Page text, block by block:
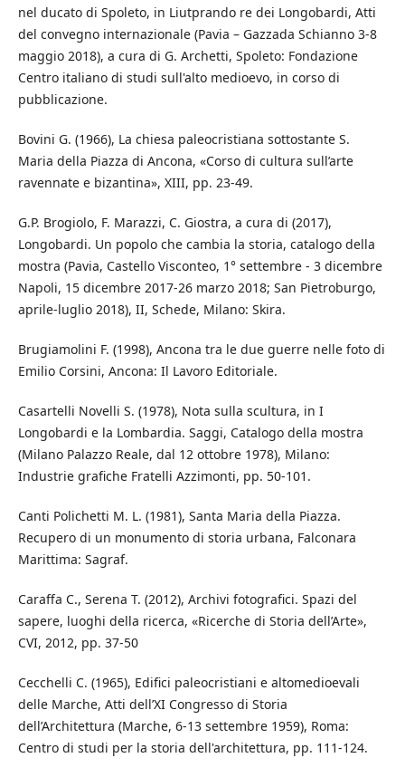
nel ducato di Spoleto, in Liutprando re dei Longobardi, Atti
del convegno internazionale (Pavia – Gazzada Schianno 3-8
maggio 2018), a cura di G. Archetti, Spoleto: Fondazione
Centro italiano di studi sull'alto medioevo, in corso di
pubblicazione.
Bovini G. (1966), La chiesa paleocristiana sottostante S.
Maria della Piazza di Ancona, «Corso di cultura sull’arte
ravennate e bizantina», XIII, pp. 23-49.
G.P. Brogiolo, F. Marazzi, C. Giostra, a cura di (2017),
Longobardi. Un popolo che cambia la storia, catalogo della
mostra (Pavia, Castello Visconteo, 1° settembre - 3 dicembre
Napoli, 15 dicembre 2017-26 marzo 2018; San Pietroburgo,
aprile-luglio 2018), II, Schede, Milano: Skira.
Brugiamolini F. (1998), Ancona tra le due guerre nelle foto di
Emilio Corsini, Ancona: Il Lavoro Editoriale.
Casartelli Novelli S. (1978), Nota sulla scultura, in I
Longobardi e la Lombardia. Saggi, Catalogo della mostra
(Milano Palazzo Reale, dal 12 ottobre 1978), Milano:
Industrie grafiche Fratelli Azzimonti, pp. 50-101.
Canti Polichetti M. L. (1981), Santa Maria della Piazza.
Recupero di un monumento di storia urbana, Falconara
Marittima: Sagraf.
Caraffa C., Serena T. (2012), Archivi fotografici. Spazi del
sapere, luoghi della ricerca, «Ricerche di Storia dell’Arte»,
CVI, 2012, pp. 37-50
Cecchelli C. (1965), Edifici paleocristiani e altomedioevali
delle Marche, Atti dell’XI Congresso di Storia
dell’Architettura (Marche, 6-13 settembre 1959), Roma:
Centro di studi per la storia dell'architettura, pp. 111-124.